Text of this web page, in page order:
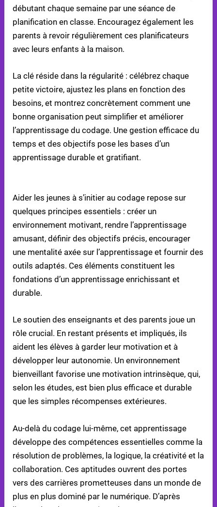
débutant chaque semaine par une séance de
planification en classe. Encouragez également les
parents à revoir régulièrement ces planificateurs
avec leurs enfants à la maison.
La clé réside dans la régularité : célébrez chaque
petite victoire, ajustez les plans en fonction des
besoins, et montrez concrètement comment une
bonne organisation peut simplifier et améliorer
l’apprentissage du codage. Une gestion efficace du
temps et des objectifs pose les bases d’un
apprentissage durable et gratifiant.
Aider les jeunes à s’initier au codage repose sur
quelques principes essentiels : créer un
environnement motivant, rendre l’apprentissage
amusant, définir des objectifs précis, encourager
une mentalité axée sur l’apprentissage et fournir des
outils adaptés. Ces éléments constituent les
fondations d’un apprentissage enrichissant et
durable.
Le soutien des enseignants et des parents joue un
rôle crucial. En restant présents et impliqués, ils
aident les élèves à garder leur motivation et à
développer leur autonomie. Un environnement
bienveillant favorise une motivation intrinsèque, qui,
selon les études, est bien plus efficace et durable
que les simples récompenses extérieures.
Au-delà du codage lui-même, cet apprentissage
développe des compétences essentielles comme la
résolution de problèmes, la logique, la créativité et la
collaboration. Ces aptitudes ouvrent des portes
vers des carrières prometteuses dans un monde de
plus en plus dominé par le numérique. D’après